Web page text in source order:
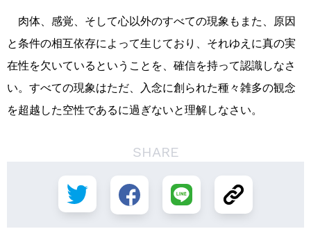
肉体、感覚、そして心以外のすべての現象もまた、原因
と条件の相互依存によって生じており、それゆえに真の実
在性を欠いているということを、確信を持って認識しなさ
い。すべての現象はただ、入念に創られた種々雑多の観念
を超越した空性であるに過ぎないと理解しなさい。
SHARE